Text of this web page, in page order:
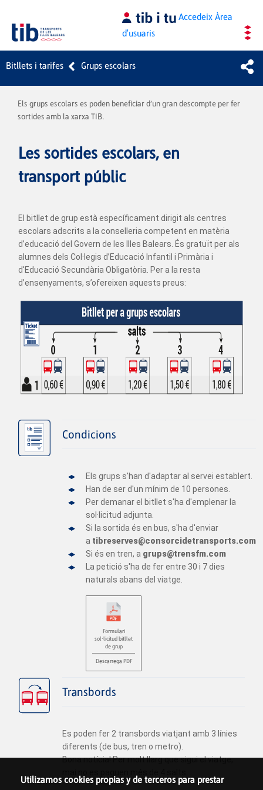
AccedeixÀrea
d'usuaris
Bitllets i tarifes Grups escolars
Els grups escolars es poden beneficiar d’un gran descompte per fer
sortides amb la xarxa TIB.
Les sortides escolars, en
transport públic
El bitllet de grup està específicament dirigit als centres
escolars adscrits a la conselleria competent en matèria
d’educació del Govern de les Illes Balears. És gratuït per als
alumnes dels Col·legis d’Educació Infantil i Primària i
d'Educació Secundària Obligatòria. Per a la resta
d’ensenyaments, s’ofereixen aquests preus:
Condicions
Els grups s'han d'adaptar al servei establert.
Han de ser d'un mínim de 10 persones.
Per demanar el bitllet s'ha d'emplenar la
sol·licitud adjunta.
Si la sortida és en bus, s'ha d'enviar
a tibreserves@consorcidetransports.com
Si és en tren, a grups@trensfm.com
La petició s'ha de fer entre 30 i 7 dies
naturals abans del viatge.
Formulari
sol·licitud bitllet
de grup
Descarrega PDF
Transbords
Es poden fer 2 transbords viatjant amb 3 línies
diferents (de bus, tren o metro).
Bona notícia! Per molt llarg que sigui el viatge,
Utilizamos cookies propias y de terceros para prestar